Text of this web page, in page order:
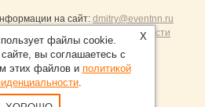
на сайт: dmitry@eventnn.ru
и политика конфиденциальности
сайтов Санкт-Петербург
X
файлы cookie.
вы соглашаетесь с
этих файлов и политикой
.